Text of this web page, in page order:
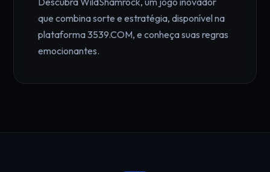
que combina sorte e estratégia, disponível na
plataforma 3539.COM, e conheça suas regras
emocionantes.